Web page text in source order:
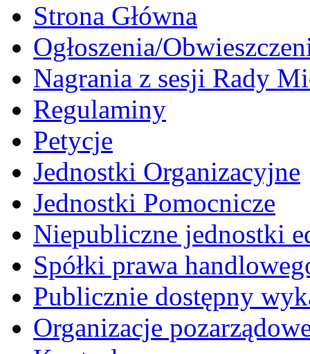
Strona Główna
Ogłoszenia/
Nagrania z sesji Rady
Regulaminy
Petycje
Jednostki Organizacyjne
Jednostki Pomocnicze
Niepubliczne jednostki
Spółki prawa
Publicznie dostępny
Organizacje